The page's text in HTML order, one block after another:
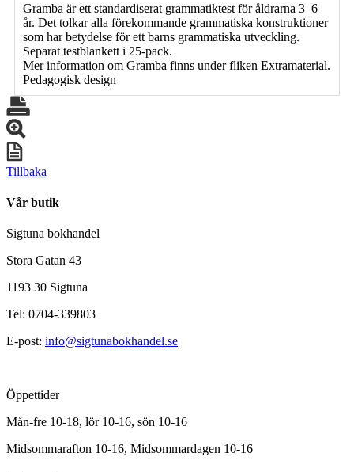
Gramba är ett standardiserat grammatiktest för åldrarna 3–6
år. Det tolkar alla förekommande grammatiska konstruktioner
som har betydelse för ett barns grammatiska utveckling.
Separat testblankett i 25-pack.
Mer information om Gramba finns under fliken Extramaterial.
Pedagogisk design
Tillbaka
Vår butik
Sigtuna bokhandel
Stora Gatan 43
1193 30 Sigtuna
Tel: 0704-339803
E-post: info@sigtunabokhandel.se
Öppettider
Mån-fre 10-18, lör 10-16, sön 10-16
Midsommarafton 10-16, Midsommardagen 10-16